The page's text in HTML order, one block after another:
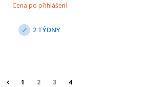
Cena po přihlášení
2 TÝDNY
1 2 3 4